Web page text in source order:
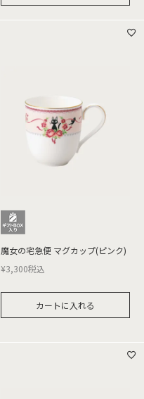
魔女の宅急便 マグカップ(ピンク)
¥3,300税込
カートに入れる